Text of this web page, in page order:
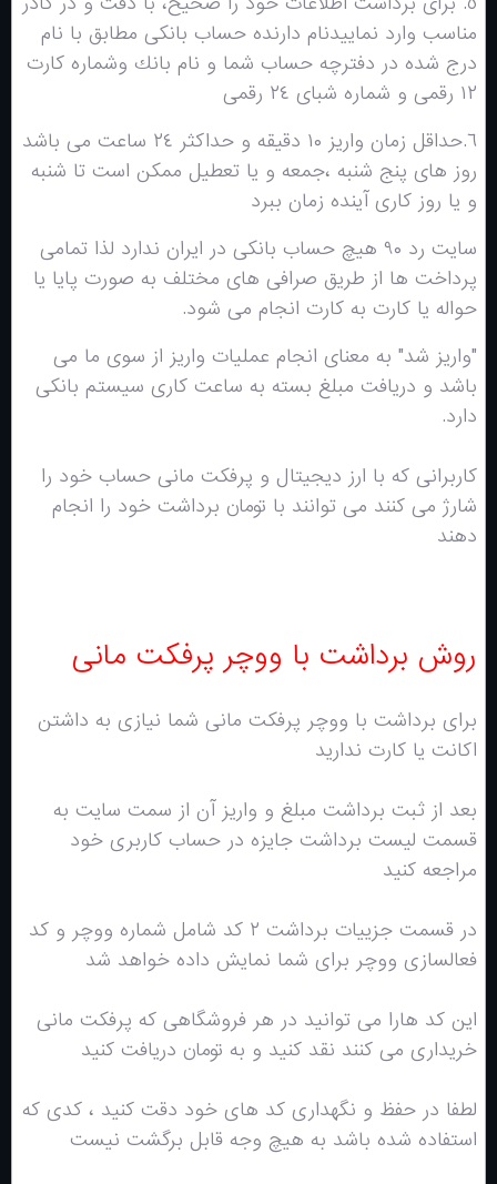
مناسب وارد نماييدنام دارنده حساب بانكى مطابق با نام
درج شده در دفترچه حساب شما و نام بانك وشماره کارت
۱۲ رقمی و شماره شباى ٢٤ رقمى
٦.حداقل زمان واريز ١٠ دقيقه و حداكثر ٢٤ ساعت مى باشد
روز هاى پنج شنبه ،جمعه و يا تعطيل ممكن است تا شنبه
و يا روز كارى آينده زمان ببرد
سايت رد ۹۰ هيچ حساب بانكى در ايران ندارد لذا تمامى
پرداخت ها از طريق صرافى هاى مختلف به صورت پايا یا
حواله یا کارت به کارت انجام مى شود.
"واريز شد" به معناى انجام عمليات واريز از سوى ما مى
باشد و دريافت مبلغ بسته به ساعت كارى سيستم بانکی
دارد.
کاربرانی که با ارز دیجیتال و پرفکت مانی حساب خود را
شارژ می کنند می توانند با تومان برداشت خود را انجام
دهند
روش برداشت با ووچر پرفکت مانی
برای برداشت با ووچر پرفکت مانی شما نیازی به داشتن
اکانت یا کارت ندارید
بعد از ثبت برداشت مبلغ و واریز آن از سمت سایت به
قسمت لیست برداشت جایزه در حساب کاربری خود
مراجعه کنید
در قسمت جزییات برداشت ۲ کد شامل شماره ووچر و کد
فعالسازی ووچر برای شما نمایش داده خواهد شد
این کد هارا می توانید در هر فروشگاهی که پرفکت مانی
خریداری می کنند نقد کنید و به تومان دریافت کنید
لطفا در حفظ و نگهداری کد های خود دقت کنید ، کدی که
استفاده شده باشد به هیچ وجه قابل برگشت نیست